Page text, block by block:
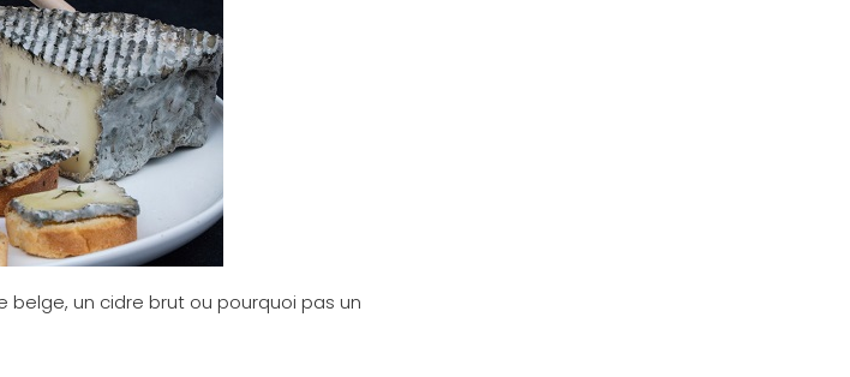
un cidre brut ou pourquoi pas un